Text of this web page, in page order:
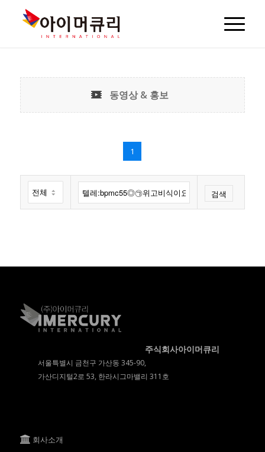
동영상 & 홍보
1
검색
주식회사아이머큐리
서울특별시 금천구 가산동 345-90,
가산디지털2로 53, 한라시그마밸리 311호
회사소개